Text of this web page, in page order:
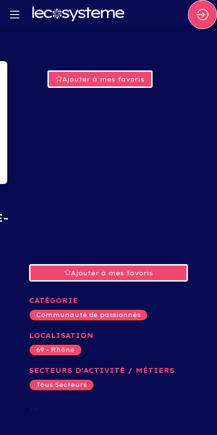
Ajouter à mes favoris
Ajouter à mes favoris
CATÉGORIE
Communauté de passionnés
LOCALISATION
69 - Rhône
SECTEURS D'ACTIVITÉ / MÉTIERS
Tous Secteurs